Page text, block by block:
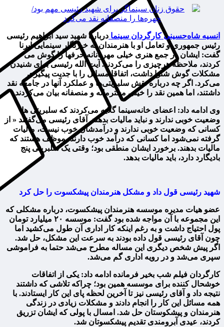
انسیه شاه‌حسینی کارگردان سینما درباره شهید سید ابراهیم رئیسی
رئیس جمهوری و تعامل او با هنرمندان به خبرنگار سینمایی ایرنا
گفت: ایشان در جمع هنری خیلی مهربانانه حرفها را گوش می
کردند، ملاحظه هرچیزی را می‌کردند. آیت الله رئیسی برای شنیدن
مشکلات گوش شنوا داشت، اتفاقا مسائل را با جدیت پیگیری
می‌کرد. اگر چه درباره نقش سلبریتی‌ها و عملکرد آنها در جامعه نقد
داشتند، اما همین نقد را خیلی محترمانه و منصفانه بیان می‌کردند.
وی ادامه داد: اعضای ‌خانه‌سینما گلایه می‌کردند که سلبریتی ها
وضعیت خوبی ندارند و نباید مالیات بدهند. آقای رئیسی می‌گفتند « از
کسانی که وضعیت خوبی ندارند و درآمدشان خوب نیست، مالیات
گرفته نمی‌شود اما کسانی که درآمد خوب دارند، موظف هستند که
مالیات بدهند. برخورد ایشان منطقی بود؛ وقتی یک سلبریتی پنج
بادیگارد دارد، باید مالیات بدهد.
شهید رئیسی قول داد و مشکل هنرمندان پیشکسوت را حل کرد
عضو هیات مدیره موسسه هنرمندان پیشکسوت، درباره مشکلی که
این مجموعه با آن مواجه شده بود گفت: موسسه ۲۰ میلیارد تومان
پول احتیاج داشت و به رغم اینکه کار اداری آن طول می‌کشید اما
چون آقای رئیسی قول داده بودند به سرعت این مشکل، حل شد.
اگر پیش شخص دیگری این مساله مطرح می‌شد حتما به فراموشی
سپری می‌شد و در رویه اداری گم می‌شد.
کارگردان فیلم شب بخیر فرمانده ادامه داد: یکی از اتفاقات
خوشحال کننده برای موسسه همین بود؛ چراکه تلاشی که داشتند
نتیجه داد و آقای رئیسی نیز تا آخرین لحظه پای این کار ایستادند. با
همه مسائل این کار را انجام دادند و مشکلات زیادی در زندگی
هنرمندان و پیشکوستان حل شد. امسال با پولی که ایشان تزریق
کردند، عیدی آبرومندی تقدیم پیشکسوتان شد.